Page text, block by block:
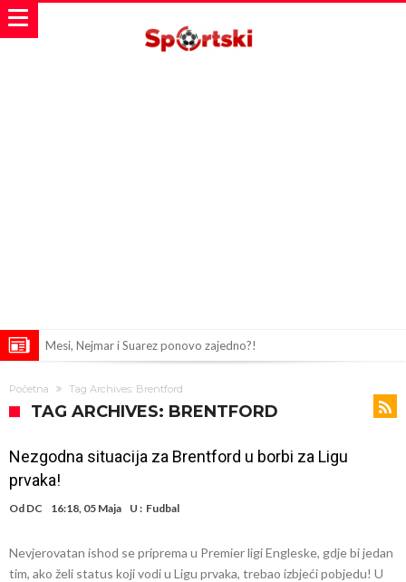
Mesi, Nejmar i Suarez ponovo zajedno?!
miliona eura!
Rashford se vratio u Manchester United. Odbija Tursku i Saudijsku
Ferran Torres sve bliže PSG-u
BIZARNA BORBA KOJA JE ZAPALILA INTERNET: Poznati teškaš
Početna Tag Archives: Brentford
TAG ARCHIVES: BRENTFORD
Nezgodna situacija za Brentford u borbi za Ligu
prvaka!
Od DC 16:18, 05 Maja U : Fudbal
Nevjerovatan ishod se priprema u Premier ligi Engleske, gdje bi jedan
tim, ako želi status koji vodi u Ligu prvaka, trebao izbjeći pobjedu! U